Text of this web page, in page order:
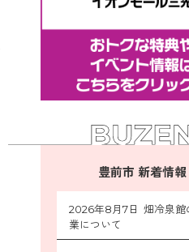
豊前市 新着情報
2026年8月7日 畑冷泉館
業について